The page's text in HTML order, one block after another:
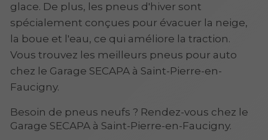
glace. De plus, les pneus d'hiver sont
spécialement conçues pour évacuer la neige,
la boue et l'eau, ce qui améliore la traction.
Vous trouvez les meilleurs pneus pour auto
chez le Garage SECAPA à Saint-Pierre-en-
Faucigny.
Besoin de pneus neufs ? Rendez-vous chez le
Garage SECAPA à Saint-Pierre-en-Faucigny.